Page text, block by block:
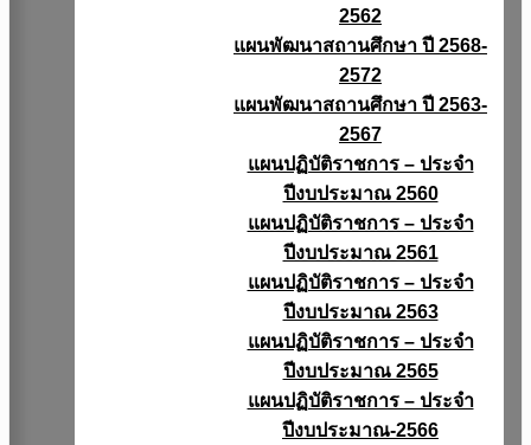
2562
แผนพัฒนาสถานศึกษา ปี 2568-
2572
แผนพัฒนาสถานศึกษา ปี 2563-
2567
แผนปฏิบัติราชการ – ประจำ
ปีงบประมาณ 2560
แผนปฏิบัติราชการ – ประจำ
ปีงบประมาณ 2561
แผนปฏิบัติราชการ – ประจำ
ปีงบประมาณ 2563
แผนปฏิบัติราชการ – ประจำ
ปีงบประมาณ 2565
แผนปฏิบัติราชการ – ประจำ
ปีงบประมาณ-2566